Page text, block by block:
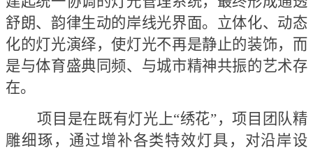
舒朗、韵律生动的岸线光界面。立体化、动态
化的灯光演绎，使灯光不再是静止的装饰，而
是与体育盛典同频、与城市精神共振的艺术存
在。
项目是在既有灯光上“绣花”，项目团队精
雕细琢，通过增补各类特效灯具，对沿岸设